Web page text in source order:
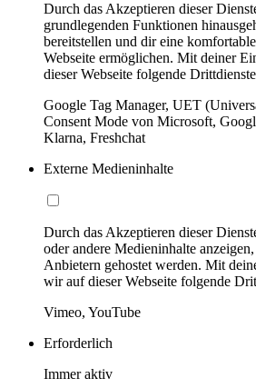
Durch das Akzeptieren dieser
grundlegenden Funktionen
bereitstellen und dir eine
Webseite ermöglichen. Mit deiner
dieser Webseite folgende
Google Tag Manager, UET
Consent Mode von Microsoft,
Klarna, Freshchat
Externe Medieninhalte
Durch das Akzeptieren dieser
oder andere Medieninhalte
Anbietern gehostet werden. Mit
wir auf dieser Webseite folgende
Vimeo, YouTube
Erforderlich
Immer aktiv